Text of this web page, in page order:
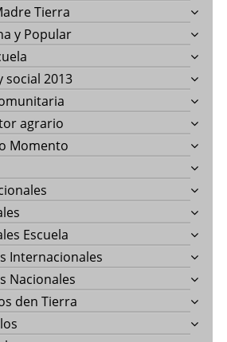
Tierra
y Popular
social 2013
agrario
Momento
Escuela
Internacionales
Nacionales
den Tierra